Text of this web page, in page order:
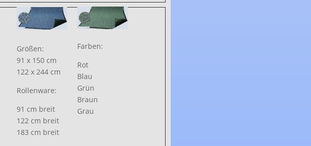
Größen:
91 x 150 cm
122 x 244 cm
Rollenware:
91 cm breit
122 cm breit
183 cm breit
Farben:
Rot
Blau
Grün
Braun
Grau